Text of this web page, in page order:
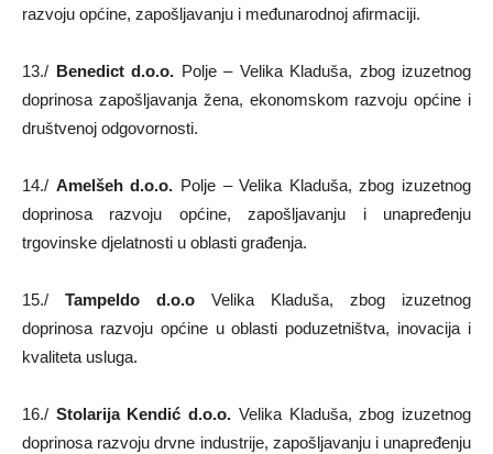
razvoju općine, zapošljavanju i međunarodnoj afirmaciji.
13./ Benedict d.o.o. Polje – Velika Kladuša, zbog izuzetnog
doprinosa zapošljavanja žena, ekonomskom razvoju općine i
društvenoj odgovornosti.
14./ Amelšeh d.o.o. Polje – Velika Kladuša, zbog izuzetnog
doprinosa razvoju općine, zapošljavanju i unapređenju
trgovinske djelatnosti u oblasti građenja.
15./ Tampeldo d.o.o Velika Kladuša, zbog izuzetnog
doprinosa razvoju općine u oblasti poduzetništva, inovacija i
kvaliteta usluga.
16./ Stolarija Kendić d.o.o. Velika Kladuša, zbog izuzetnog
doprinosa razvoju drvne industrije, zapošljavanju i unapređenju